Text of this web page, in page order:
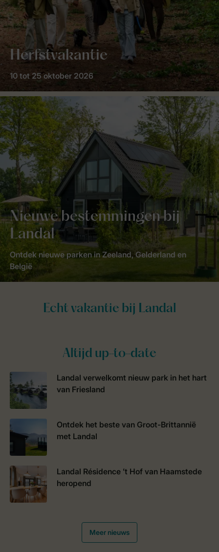
Herfstvakantie
10 tot 25 oktober 2026
Nieuwe bestemmingen bij
Landal
Ontdek nieuwe parken in Zeeland, Gelderland en
België
Altijd up-to-date
Landal verwelkomt nieuw park in het hart
van Friesland
Ontdek het beste van Groot-Brittannië
met Landal
Landal Résidence ’t Hof van Haamstede
heropend
Meer nieuws